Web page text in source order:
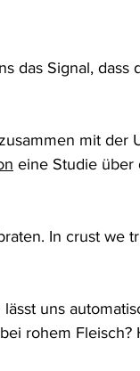
das Signal,
mit der
eine Studie über
In crust we
uns
rohem